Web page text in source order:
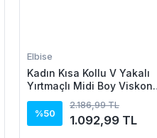
Elbise
Kadın Kısa Kollu V Yakalı
Yırtmaçlı Midi Boy Viskon
Elbise
%50
2.186,99 TL
1.092,99 TL